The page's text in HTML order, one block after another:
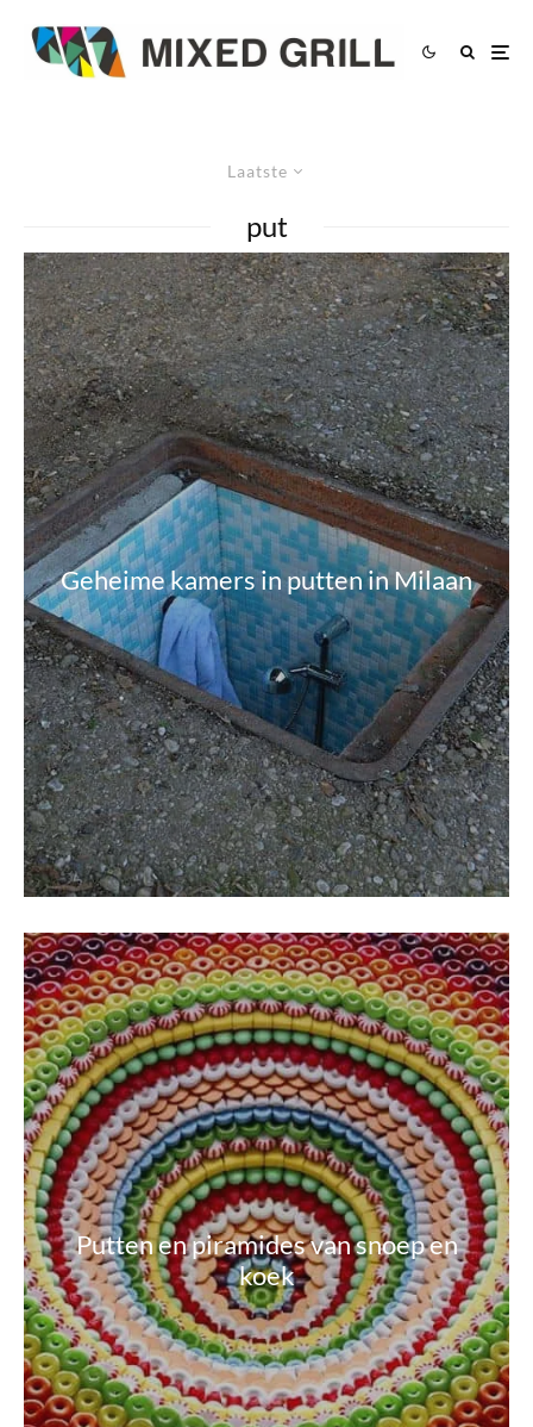
Laatste
put
Geheime kamers in putten in Milaan
Putten en piramides van snoep en
koek